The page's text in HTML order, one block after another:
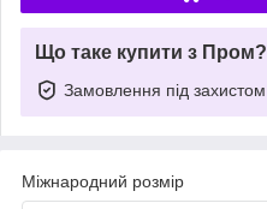
Що таке купити з Пром?
Замовлення під захистом
Міжнародний розмір